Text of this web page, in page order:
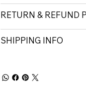
RETURN & REFUND
SHIPPING INFO